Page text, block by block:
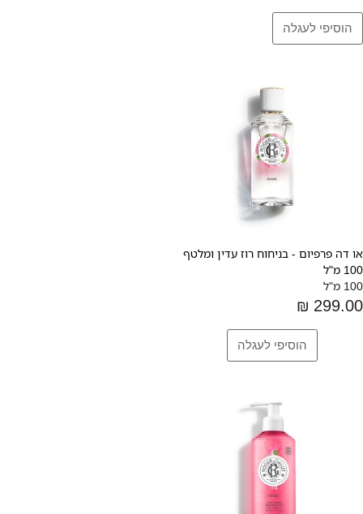
או דה פרפיום - בניחוח רוז עדין ומלטף
100 מ"ל
100 מ"ל
299.00 ₪